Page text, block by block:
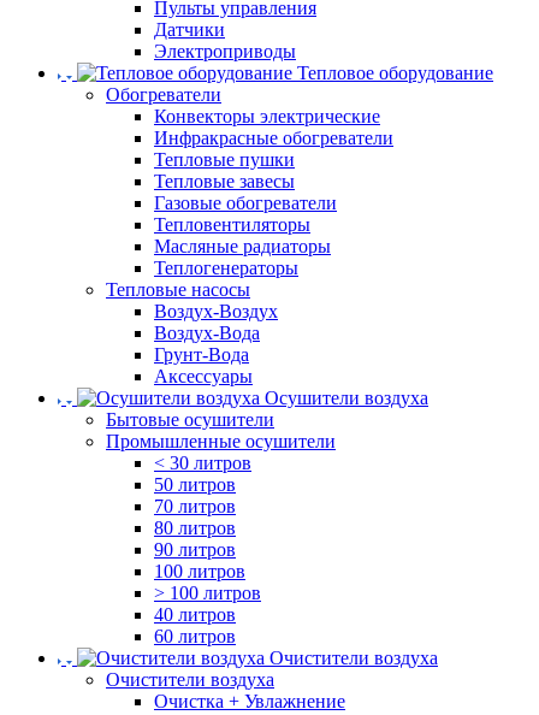
Пульты управления
Датчики
Электроприводы
Тепловое оборудование
Обогреватели
Конвекторы электрические
Инфракрасные обогреватели
Тепловые пушки
Тепловые завесы
Газовые обогреватели
Тепловентиляторы
Масляные радиаторы
Теплогенераторы
Тепловые насосы
Воздух-Воздух
Воздух-Вода
Грунт-Вода
Аксессуары
Осушители воздуха
Бытовые осушители
Промышленные осушители
< 30 литров
50 литров
70 литров
80 литров
90 литров
100 литров
> 100 литров
40 литров
60 литров
Очистители воздуха
Очистители воздуха
Очистка + Увлажнение